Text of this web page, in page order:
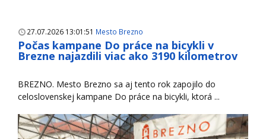
27.07.2026 13:01:51 Mesto Brezno
Počas kampane Do práce na bicykli v
Brezne najazdili viac ako 3190 kilometrov
BREZNO. Mesto Brezno sa aj tento rok zapojilo do
celoslovenskej kampane Do práce na bicykli, ktorá ...